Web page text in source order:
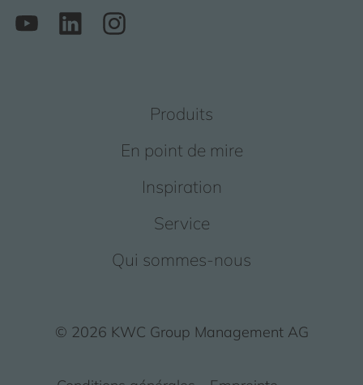
Produits
En point de mire
Inspiration
Service
Qui sommes-nous
© 2026 KWC Group Management AG